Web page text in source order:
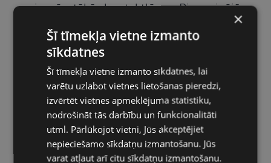
piemērotākās kontaktlēcas. Pirmreizējā
kontaktlēcu konsultācija pie
optometrista ir ļoti svarīga arī tad, ja ir
recepte, jo pēc tās iegādāties
kontaktlēcas nevar.
Uzzināt vairāk
×
Šī tīmekļa vietne izmanto
sīkdatnes
Šī tīmekļa vietne izmanto sīkdatnes, lai
varētu uzlabot vietnes lietošanas pieredzi,
izvērtēt vietnes apmeklējuma statistiku,
nodrošināt tās darbību un funkcionalitāti
utml. Pārlūkojot vietni, Jūs akceptējiet
nepieciešamo sīkdatņu izmantošanu. Jūs
varat atļaut arī citu sīkdatņu izmantošanu.